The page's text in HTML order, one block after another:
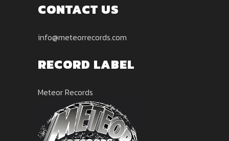
CONTACT US
info@meteorrecords.com
RECORD LABEL
Meteor Records